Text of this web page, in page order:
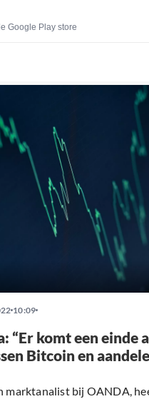
Google Play store
10:09
“Er komt een einde
Bitcoin en
marktanalist bij OANDA,